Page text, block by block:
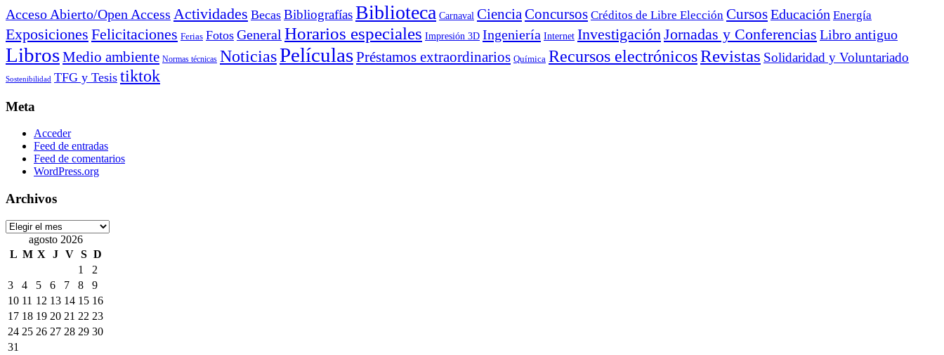
Acceso Abierto/Open Access Actividades Becas BibliografíasBiblioteca Carnaval CienciaConcursos Créditos de Libre Elección CursosEducación Energía
Exposiciones Felicitaciones Ferias Fotos General Horarios especiales Impresión 3D Ingeniería Internet Investigación Jornadas y Conferencias Libro antiguo
LibrosMedio ambiente Normas técnicas NoticiasPelículasPréstamos extraordinarios Química Recursos electrónicosRevistas Solidaridad y Voluntariado
Sostenibilidad TFG y Tesis tiktok
Meta
Acceder
Feed de entradas
Feed de comentarios
WordPress.org
Archivos
Archivos
agosto 2026
L M X J V S D
1
2
3
4 5 6 7 8
9
10 11 12 13 14 15 16
17 18 19 20 21 22 23
24 25 26 27 28 29 30
31